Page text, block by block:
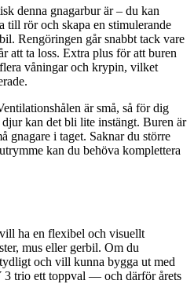
denna gnagarbur är – du kan
till rör och skapa en stimulerande
Rengöringen går snabbt tack vare
att ta loss. Extra plus för att buren
våningar och krypin, vilket
är små, så för dig
kan det bli lite instängt. Buren är
gnagare i taget. Saknar du större
kan du behöva komplettera
ha en flexibel och visuellt
mus eller gerbil. Om du
och vill kunna bygga ut med
trio ett toppval — och därför årets